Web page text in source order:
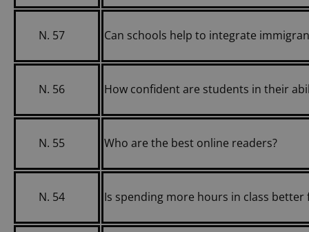
N. 57 Can schools help to integrate
N. 56 How confident are students in their
N. 55 Who are the best online readers?
N. 54 Is spending more hours in class better